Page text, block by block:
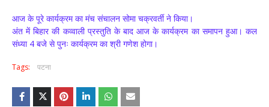
आज के पूरे कार्यक्रम का मंच संचालन सोमा चक्रवर्ती ने किया।
अंत में बिहार की कव्वाली प्रस्तुति के बाद आज के कार्यक्रम का समापन हुआ। कल
संध्या 4 बजे से पुनः कार्यक्रम का श्री गणेश होगा।
Tags: पटना